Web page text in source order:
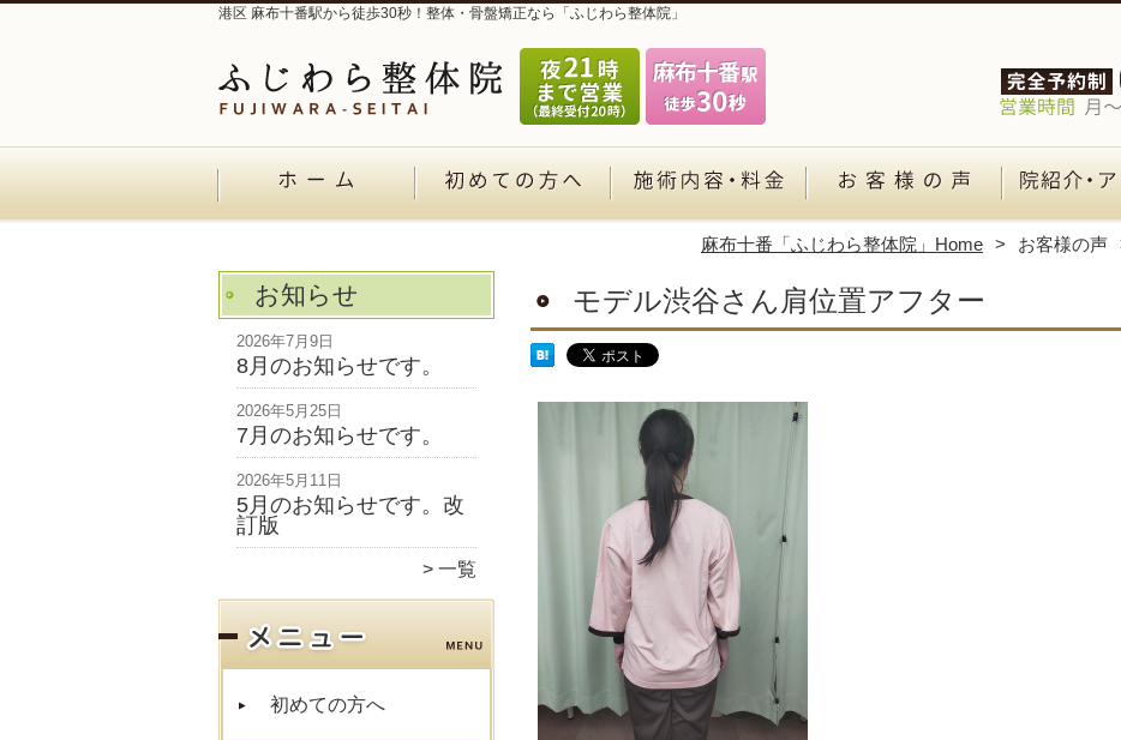
港区 麻布十番駅から徒歩30秒！整体・骨盤矯正なら「ふじわら整体院」
麻布十番「ふじわら整体院」Home お客様の声
お知らせ
2026年7月9日
8月のお知らせです。
2026年5月25日
7月のお知らせです。
2026年5月11日
5月のお知らせです。改
訂版
一覧
初めての方へ
モデル渋谷さん肩位置アフター